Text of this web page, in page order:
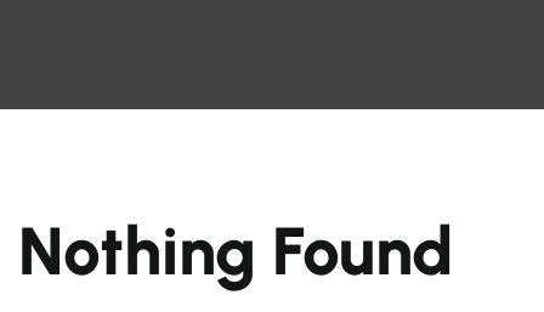
Nothing Found